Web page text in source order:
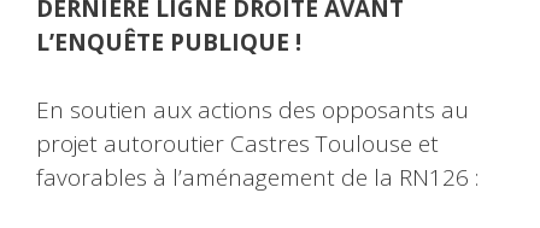
DERNIÈRE LIGNE DROITE AVANT
L’ENQUÊTE PUBLIQUE !
En soutien aux actions des opposants au
projet autoroutier Castres Toulouse et
favorables à l’aménagement de la RN126 :